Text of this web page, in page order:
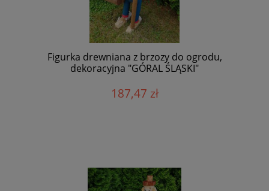
Figurka drewniana z brzozy do ogrodu,
dekoracyjna "GÓRAL ŚLĄSKI"
187,47 zł